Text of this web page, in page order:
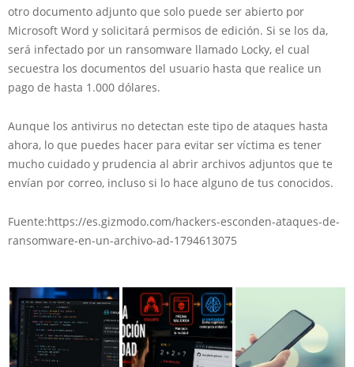
otro documento adjunto que solo puede ser abierto por
Microsoft Word y solicitará permisos de edición. Si se los da,
será infectado por un ransomware llamado Locky, el cual
secuestra los documentos del usuario hasta que realice un
pago de hasta 1.000 dólares.
Aunque los antivirus no detectan este tipo de ataques hasta
ahora, lo que puedes hacer para evitar ser víctima es tener
mucho cuidado y prudencia al abrir archivos adjuntos que te
envían por correo, incluso si lo hace alguno de tus conocidos.
Fuente:https://es.gizmodo.com/hackers-esconden-ataques-de-
ransomware-en-un-archivo-ad-1794613075